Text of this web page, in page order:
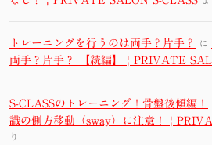
トレーニングを行うのは両手？片手？ に
両手？片手？ 【続編】 | PRIVATE
S-CLASSのトレーニング！骨盤後傾編！
識の側方移動（sway）に注意！ |
り